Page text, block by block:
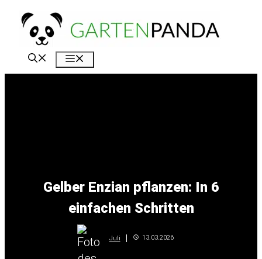
Zum
Inhalt
springen
Gelber Enzian pflanzen: In 6
einfachen Schritten
Juli 13.03.2026